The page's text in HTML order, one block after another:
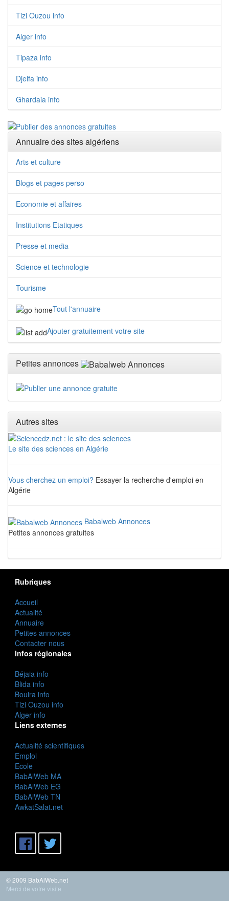
Tizi Ouzou info
Alger info
Tipaza info
Djelfa info
Ghardaia info
Annuaire des sites algériens
Arts et culture
Blogs et pages perso
Economie et affaires
Institutions Etatiques
Presse et media
Science et technologie
Tourisme
Tout l'annuaire
Ajouter gratuitement votre site
Petites annonces
Autres sites
Le site des sciences en Algérie
Vous cherchez un emploi? Essayer la recherche d'emploi en
Algérie
Babalweb Annonces
Petites annonces gratuites
Rubriques
Accueil
Actualité
Annuaire
Petites annonces
Contacter nous
Infos régionales
Béjaia info
Blida info
Bouira info
Tizi Ouzou info
Alger info
Liens externes
Actualité scientifiques
Emploi
Ecole
BabAlWeb MA
BabAlWeb EG
BabAlWeb TN
AwkatSalat.net
© 2009 BabAlWeb.net
Merci de votre visite